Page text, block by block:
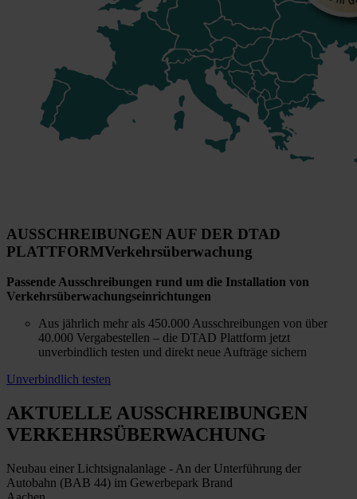
AUSSCHREIBUNGEN AUF DER DTAD
PLATTFORMVerkehrsüberwachung
Passende Ausschreibungen rund um die Installation von
Verkehrsüberwachungseinrichtungen
Aus jährlich mehr als 450.000 Ausschreibungen von über
40.000 Vergabestellen – die DTAD Plattform jetzt
unverbindlich testen und direkt neue Aufträge sichern
Unverbindlich testen
AKTUELLE AUSSCHREIBUNGEN
VERKEHRSÜBERWACHUNG
Neubau einer Lichtsignalanlage - An der Unterführung der
Autobahn (BAB 44) im Gewerbepark Brand